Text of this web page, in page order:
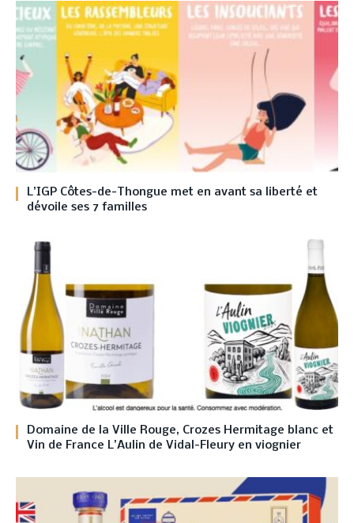
L’IGP Côtes-de-Thongue met en avant sa liberté et
dévoile ses 7 familles
Domaine de la Ville Rouge, Crozes Hermitage blanc et
Vin de France L’Aulin de Vidal-Fleury en viognier